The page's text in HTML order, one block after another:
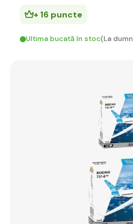
+ 16 puncte
Ultima bucată în stoc(La